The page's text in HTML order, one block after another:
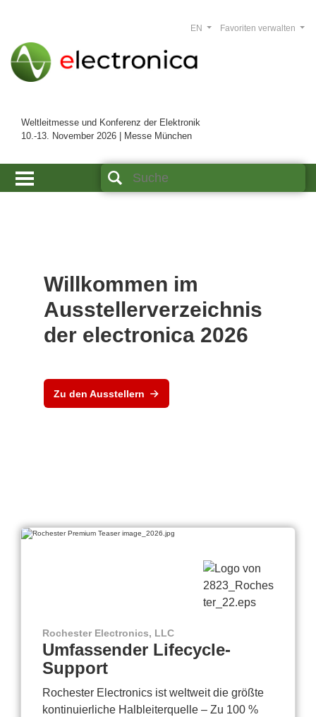
Weltleitmesse und Konferenz der Elektronik
10.-13. November 2026 | Messe München
Favoriten verwalten
EN
Willkommen im
Ausstellerverzeichnis
der electronica 2026
Zu den Ausstellern
Rochester Electronics, LLC
Umfassender Lifecycle-
Support
Rochester Electronics ist weltweit die größte
kontinuierliche Halbleiterquelle – Zu 100 %